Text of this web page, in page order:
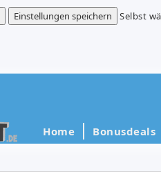
Einstellungen speichern
Selbst
Home Bonusdeals